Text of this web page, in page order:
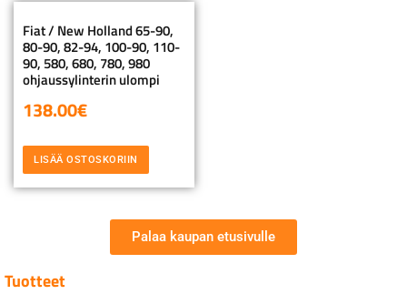
Fiat / New Holland 65-90,
80-90, 82-94, 100-90, 110-
90, 580, 680, 780, 980
ohjaussylinterin ulompi
138.00€
LISÄÄ OSTOSKORIIN
Palaa kaupan etusivulle
Tuotteet